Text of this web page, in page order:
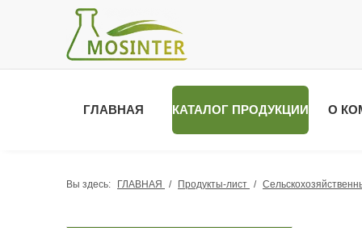
ГЛАВНАЯ КАТАЛОГ ПРОДУКЦИИ О
Вы здесь: ГЛАВНАЯ / Продукты-лист /